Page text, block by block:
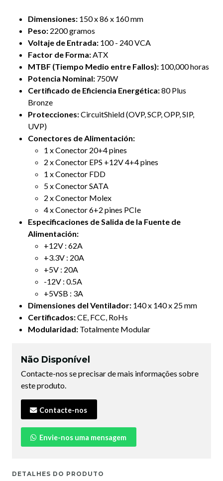
Dimensiones: 150 x 86 x 160 mm
Peso: 2200 gramos
Voltaje de Entrada: 100 - 240 VCA
Factor de Forma:ATX
MTBF (Tiempo Medio entre Fallos): 100,000 horas
Potencia Nominal: 750W
Certificado de Eficiencia Energética:80 Plus
Bronze
Protecciones:CircuitShield (OVP, SCP, OPP, SIP,
UVP)
Conectores de Alimentación:
1 x Conector 20+4 pines
2 x Conector EPS +12V 4+4 pines
1 x Conector FDD
5 x Conector SATA
2 x Conector Molex
4 x Conector 6+2 pines PCIe
Especificaciones de Salida de la Fuente de
Alimentación:
+12V : 62A
+3.3V : 20A
+5V : 20A
-12V : 0.5A
+5VSB : 3A
Dimensiones del Ventilador: 140 x 140 x 25 mm
Certificados:CE, FCC, RoHs
Modularidad: Totalmente Modular
Não Disponível
Contacte-nos se precisar de mais informações sobre
este produto.
Contacte-nos
Envie-nos uma mensagem
DETALHES DO PRODUTO